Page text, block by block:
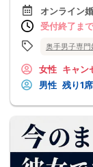
オンライン
受付終了ま
奥手男子専門
女性 キャン
男性 残り1席